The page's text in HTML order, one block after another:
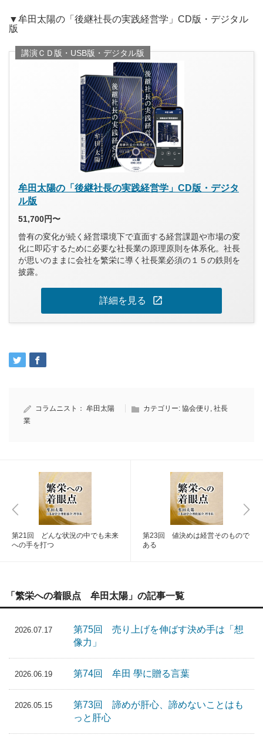
▼牟田太陽の「後継社長の実践経営学」CD版・デジタル
版
講演ＣＤ版・USB版・デジタル版
牟田太陽の「後継社長の実践経営学」CD版・デジタ
ル版
51,700円〜
曾有の変化が続く経営環境下で直面する経営課題や市場の変
化に即応するために必要な社長業の原理原則を体系化。社長
が思いのままに会社を繁栄に導く社長業必須の１５の鉄則を
披露。
詳細を見る open_in_new
コラムニスト： 牟田太陽 カテゴリー: 協会便り , 社長
業
第21回 どんな状況の中でも未来
への手を打つ
第23回 値決めは経営そのもので
ある
「繁栄への着眼点 牟田太陽」の記事一覧
2026.07.17
第75回 売り上げを伸ばす決め手は「想
像力」
2026.06.19 第74回 牟田 學に贈る言葉
2026.05.15
第73回 諦めが肝心、諦めないことはも
っと肝心